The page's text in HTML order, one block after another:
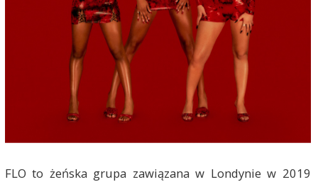
FLO to żeńska grupa zawiązana w Londynie w 2019